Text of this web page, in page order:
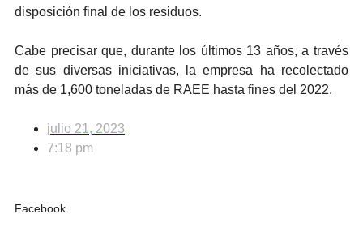
disposición final de los residuos.
Cabe precisar que, durante los últimos 13 años, a través
de sus diversas iniciativas, la empresa ha recolectado
más de 1,600 toneladas de RAEE hasta fines del 2022.
julio 21, 2023
7:18 pm
Facebook